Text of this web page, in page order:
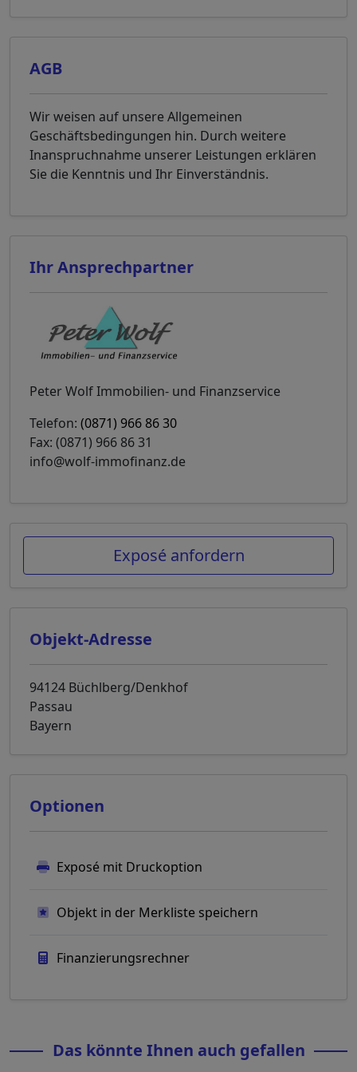
AGB
Wir weisen auf unsere Allgemeinen
Geschäftsbedingungen hin. Durch weitere
Inanspruchnahme unserer Leistungen erklären
Sie die Kenntnis und Ihr Einverständnis.
Ihr Ansprechpartner
Peter Wolf Immobilien- und Finanzservice
Telefon: (0871) 966 86 30
Fax: (0871) 966 86 31
info@wolf-immofinanz.de
Exposé anfordern
Objekt-Adresse
94124 Büchlberg/Denkhof
Passau
Bayern
Optionen
Exposé mit Druckoption
Objekt in der Merkliste speichern
Finanzierungsrechner
Das könnte Ihnen auch gefallen